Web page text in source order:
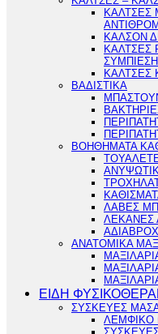
ΚΑΛΤΣΕΣ
ΚΑΛΣΟΝ
ΚΑΛΤΣΕΣ
ΚΑΛΤΣΕΣ
ΒΑΔΙΣΤΙΚΑ
ΒΟΗΘΗΜΑΤΑ
ΛΑΒΕΣ
ΛΕΚΑΝΕΣ
ΑΝΑΤΟΜΙΚΑ
ΕΙΔΗ
ΣΥΣΚΕΥΕΣ
ΛΕΜΦΙΚΟ